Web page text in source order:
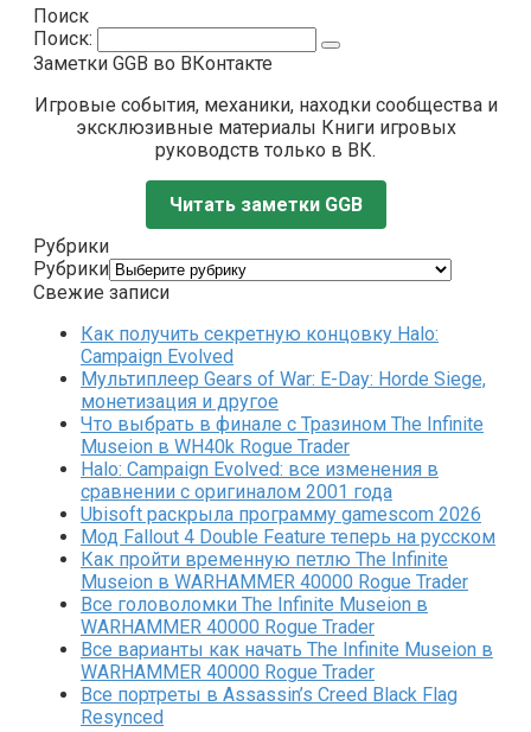
Поиск
Поиск:
Заметки GGB во ВКонтакте
Игровые события, механики, находки сообщества и
эксклюзивные материалы Книги игровых
руководств только в ВК.
Читать заметки GGB
Рубрики
Рубрики
Свежие записи
Как получить секретную концовку Halo:
Campaign Evolved
Мультиплеер Gears of War: E-Day: Horde Siege,
монетизация и другое
Что выбрать в финале с Тразином The Infinite
Museion в WH40k Rogue Trader
Halo: Campaign Evolved: все изменения в
сравнении с оригиналом 2001 года
Ubisoft раскрыла программу gamescom 2026
Мод Fallout 4 Double Feature теперь на русском
Как пройти временную петлю The Infinite
Museion в WARHAMMER 40000 Rogue Trader
Все головоломки The Infinite Museion в
WARHAMMER 40000 Rogue Trader
Все варианты как начать The Infinite Museion в
WARHAMMER 40000 Rogue Trader
Все портреты в Assassin’s Creed Black Flag
Resynced